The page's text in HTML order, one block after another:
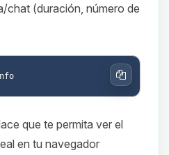
chat (duración, número de
Copiar
que te permita ver el
en tu navegador